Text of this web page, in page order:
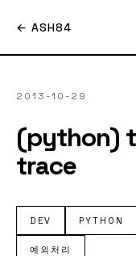
← ASH84
2013-10-29
(python)
trace
DEV PYTHON
예외처리